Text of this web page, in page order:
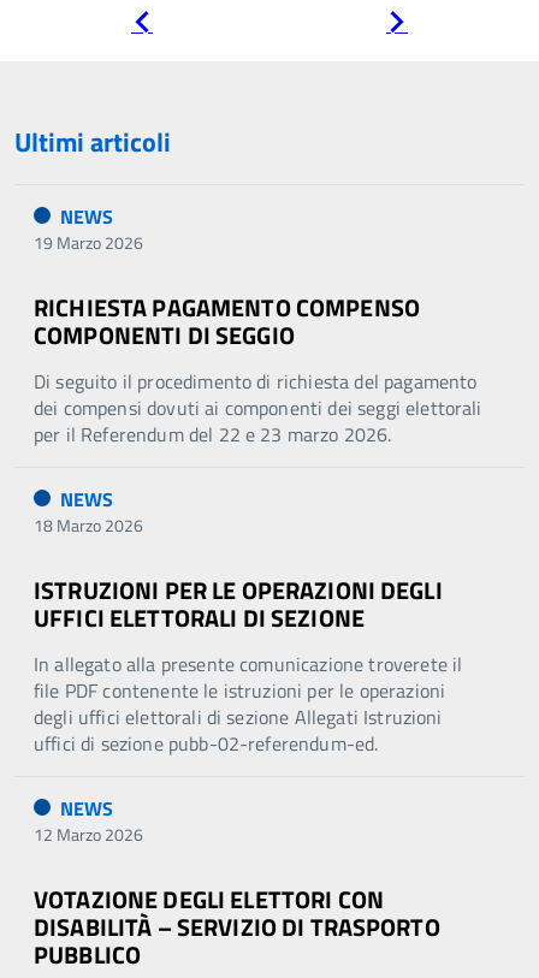
Ultimi articoli
NEWS
19 Marzo 2026
RICHIESTA PAGAMENTO COMPENSO
COMPONENTI DI SEGGIO
Di seguito il procedimento di richiesta del pagamento
dei compensi dovuti ai componenti dei seggi elettorali
per il Referendum del 22 e 23 marzo 2026.
NEWS
18 Marzo 2026
ISTRUZIONI PER LE OPERAZIONI DEGLI
UFFICI ELETTORALI DI SEZIONE
In allegato alla presente comunicazione troverete il
file PDF contenente le istruzioni per le operazioni
degli uffici elettorali di sezione Allegati Istruzioni
uffici di sezione pubb-02-referendum-ed.
NEWS
12 Marzo 2026
VOTAZIONE DEGLI ELETTORI CON
DISABILITÀ – SERVIZIO DI TRASPORTO
PUBBLICO